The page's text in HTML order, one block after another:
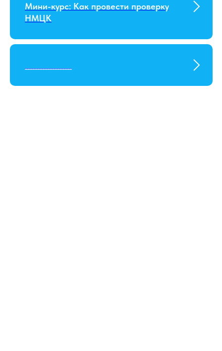
Мини-курс: Как провести проверку
НМЦК